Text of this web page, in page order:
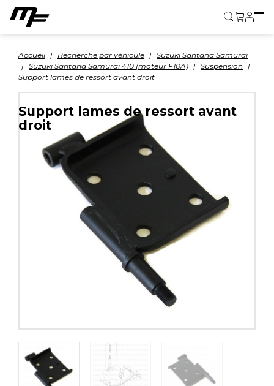
Accueil Recherche par véhicule
Suzuki Santana Samurai
Suzuki Santana Samurai 410 (moteur F10A)
Suspension
Support lames de ressort avant droit
Support lames de ressort avant
droit